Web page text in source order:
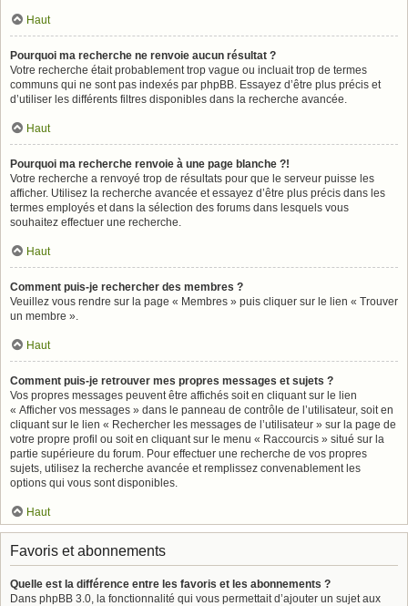
Haut
Pourquoi ma recherche ne renvoie aucun résultat ?
Votre recherche était probablement trop vague ou incluait trop de termes
communs qui ne sont pas indexés par phpBB. Essayez d’être plus précis et
d’utiliser les différents filtres disponibles dans la recherche avancée.
Haut
Pourquoi ma recherche renvoie à une page blanche ?!
Votre recherche a renvoyé trop de résultats pour que le serveur puisse les
afficher. Utilisez la recherche avancée et essayez d’être plus précis dans les
termes employés et dans la sélection des forums dans lesquels vous
souhaitez effectuer une recherche.
Haut
Comment puis-je rechercher des membres ?
Veuillez vous rendre sur la page « Membres » puis cliquer sur le lien « Trouver
un membre ».
Haut
Comment puis-je retrouver mes propres messages et sujets ?
Vos propres messages peuvent être affichés soit en cliquant sur le lien
« Afficher vos messages » dans le panneau de contrôle de l’utilisateur, soit en
cliquant sur le lien « Rechercher les messages de l’utilisateur » sur la page de
votre propre profil ou soit en cliquant sur le menu « Raccourcis » situé sur la
partie supérieure du forum. Pour effectuer une recherche de vos propres
sujets, utilisez la recherche avancée et remplissez convenablement les
options qui vous sont disponibles.
Haut
Favoris et abonnements
Quelle est la différence entre les favoris et les abonnements ?
Dans phpBB 3.0, la fonctionnalité qui vous permettait d’ajouter un sujet aux